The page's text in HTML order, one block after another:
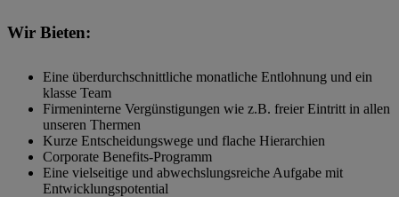
Wir Bieten:
Eine überdurchschnittliche monatliche Entlohnung und ein
klasse Team
Firmeninterne Vergünstigungen wie z.B. freier Eintritt in allen
unseren Thermen
Kurze Entscheidungswege und flache Hierarchien
Corporate Benefits-Programm
Eine vielseitige und abwechslungsreiche Aufgabe mit
Entwicklungspotential